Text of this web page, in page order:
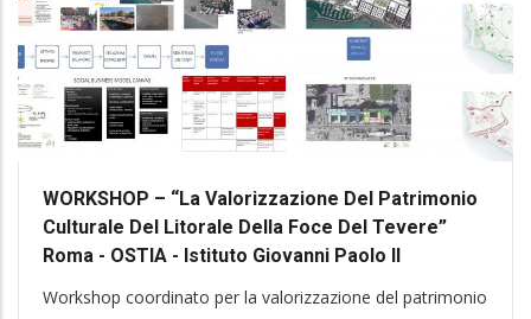
WORKSHOP – “La Valorizzazione Del Patrimonio
Culturale Del Litorale Della Foce Del Tevere”
Roma - OSTIA - Istituto Giovanni Paolo II
Workshop coordinato per la valorizzazione del patrimonio